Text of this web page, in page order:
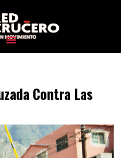
Contra Las